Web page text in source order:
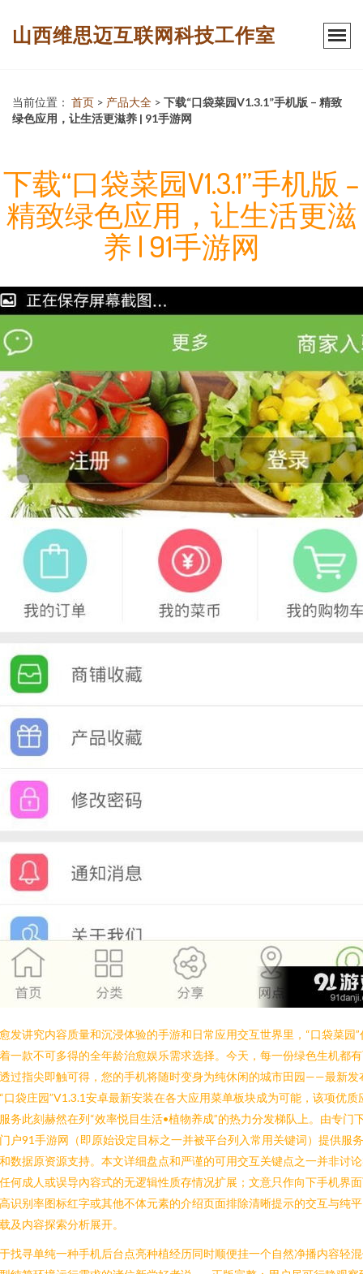
山西维思迈互联网科技工作室
当前位置： 首页 > 产品大全 > 下载“口袋菜园V1.3.1”手机版 – 精致
绿色应用，让生活更滋养 | 91手游网
下载“口袋菜园V1.3.1”手机版 –
精致绿色应用，让生活更滋
养 | 91手游网
发讲究内容质量和沉浸体验的手游和日常应用交互世界里，“口袋菜园”
一款不可多得的全年龄治愈娱乐需求选择。今天，每一份绿色生机都
过指尖即触可得，您的手机将随时变身为纯休闲的城市田园——最新发
口袋庄园”V1.3.1安卓最新安装在各大应用菜单板块成为可能，该项优质
务此刻赫然在列“效率悦目生活•植物养成”的热力分发梯队上。由专门
户91手游网（即原始设定目标之一并被平台列入常用关键词）提供服
数据原资源支持。本文详细盘点和严谨的可用交互关键点之一并非讨
何成人或误导內容式的无逻辑性质存情况扩展；文意只作向下手机界
识别率图标红字或其他不体元素的介绍页面排除清晰提示的交互与纯
及内容探索分析展开。
找寻单纯一种手机后台点亮种植经历同时顺便挂一个自然净播内容轻